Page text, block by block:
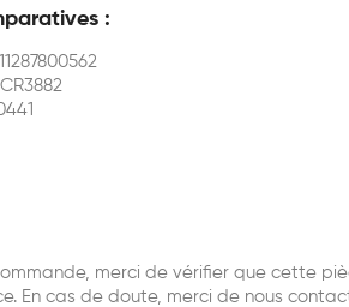
:
merci de vérifier que cette
En cas de doute, merci de nous